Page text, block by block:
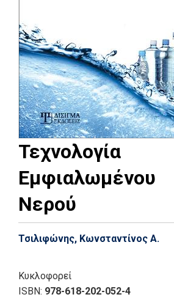
Τεχνολογία
Εμφιαλωμένου
Νερού
Τσιλιφώνης, Κωνσταντίνος Α.
Κυκλοφορεί
ISBN: 978-618-202-052-4